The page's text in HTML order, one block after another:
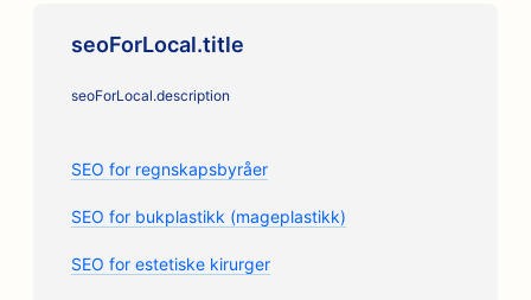
seoForLocal.title
seoForLocal.description
SEO for regnskapsbyråer
SEO for bukplastikk (mageplastikk)
SEO for estetiske kirurger